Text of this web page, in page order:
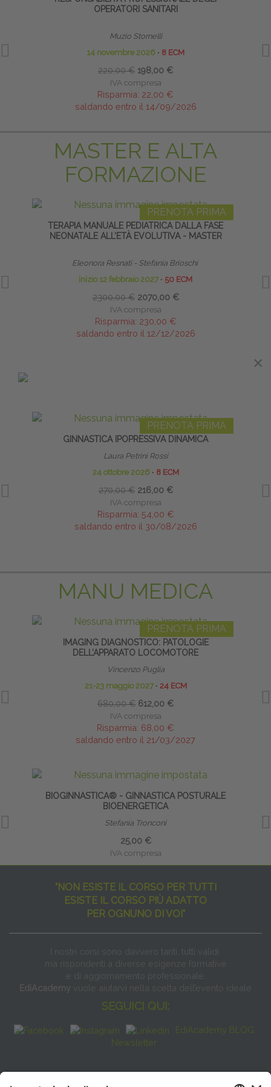
OPERATORI SANITARI
Muzio Stornelli
14 novembre 2026 ∙ 8 ECM
220,00 € 198,00 €
IVA compresa
Risparmia: 22,00 €
saldando entro il 14/09/2026
MASTER E ALTA
FORMAZIONE
PRENOTA PRIMA
TERAPIA MANUALE PEDIATRICA DALLA FASE
NEONATALE ALL’ETÀ EVOLUTIVA - MASTER
Eleonora Resnati - Stefania Brioschi
inizio 12 febbraio 2027 ∙ 50 ECM
2300,00 € 2070,00 €
IVA compresa
Risparmia: 230,00 €
saldando entro il 12/12/2026
PRENOTA PRIMA
GINNASTICA IPOPRESSIVA DINAMICA
Laura Petrini Rossi
24 ottobre 2026 ∙ 8 ECM
270,00 € 216,00 €
IVA compresa
Risparmia: 54,00 €
saldando entro il 30/08/2026
MANU MEDICA
PRENOTA PRIMA
IMAGING DIAGNOSTICO: PATOLOGIE
DELL’APPARATO LOCOMOTORE
Vincenzo Puglia
21-23 maggio 2027 ∙ 24 ECM
680,00 € 612,00 €
IVA compresa
Risparmia: 68,00 €
saldando entro il 21/03/2027
BIOGINNASTICA® - GINNASTICA POSTURALE
BIOENERGETICA
Stefania Tronconi
25,00 €
IVA compresa
"NON ESISTE IL CORSO PER TUTTI
ESISTE IL CORSO PIÙ ADATTO
PER OGNUNO DI VOI"
I nostri corsi sono davvero tanti, tutti validi
ma rispondenti a diverse esigenze formative
e di aggiornamento professionale.
EdiAcademy vuole aiutarvi nella scelta dell’evento ideale
SEGUICI QUI:
EdiAcademy BLOG
Newsletter
×
×